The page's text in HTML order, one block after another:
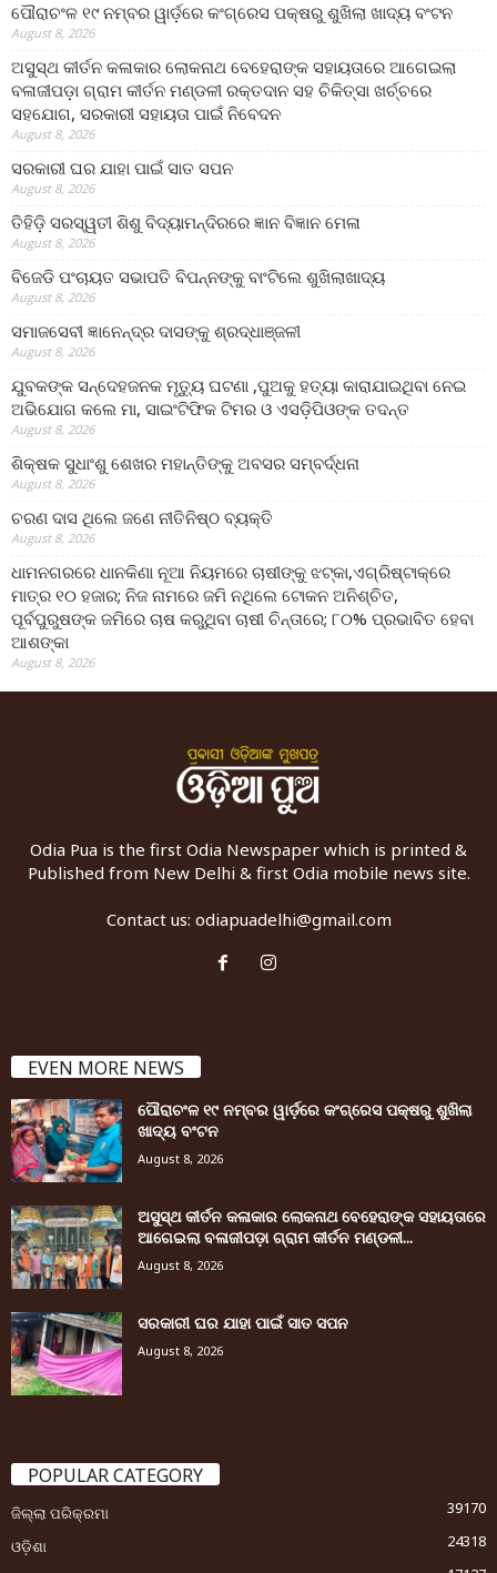
ପୌରାଚଂଳ ୧୯ ନମ୍ବର ୱାର୍ଡ଼ରେ କଂଗ୍ରେସ ପକ୍ଷରୁ ଶୁଖିଲା ଖାଦ୍ୟ ବଂଟନ
August 8, 2026
ଅସୁସ୍ଥ କୀର୍ତନ କଳାକାର ଲୋକନାଥ ବେହେରାଙ୍କ ସହାୟତାରେ ଆଗେଇଲା
ବଳାଜୀପଡ଼ା ଗ୍ରାମ କୀର୍ତନ ମଣ୍ଡଳୀ ରକ୍ତଦାନ ସହ ଚିକିତ୍ସା ଖର୍ଚ୍ଚରେ
ସହଯୋଗ, ସରକାରୀ ସହାୟତା ପାଇଁ ନିବେଦନ
August 8, 2026
ସରକାରୀ ଘର ଯାହା ପାଇଁ ସାତ ସପନ
August 8, 2026
ତିହିଡି଼ ସରସ୍ୱତୀ ଶିଶୁ ବିଦ୍ୟାମନ୍ଦିରରେ ଜ୍ଞାନ ବିଜ୍ଞାନ ମେଳା
August 8, 2026
ବିଜେଡି ପଂଚାୟତ ସଭାପତି ବିପନ୍ନଙ୍କୁ ବାଂଟିଲେ ଶୁଖିଲାଖାଦ୍ୟ
August 8, 2026
ସମାଜସେବୀ ଜ୍ଞାନେନ୍ଦ୍ର ଦାସଙ୍କୁ ଶ୍ରଦ୍ଧାଞ୍ଜଳୀ
August 8, 2026
ଯୁବକଙ୍କ ସନ୍ଦେହଜନକ ମୃତ୍ୟୁ ଘଟଣା ,ପୁଅକୁ ହତ୍ୟା କାରାଯାଇଥିବା ନେଇ
ଅଭିଯୋଗ କଲେ ମା, ସାଇଂଟିଫିକ ଟିମର ଓ ଏସଡ଼ିପିଓଙ୍କ ତଦନ୍ତ
August 8, 2026
ଶିକ୍ଷକ ସୁଧାଂଶୁ ଶେଖର ମହାନ୍ତିଙ୍କୁ ଅବସର ସମ୍ବର୍ଦ୍ଧନା
August 8, 2026
ଚରଣ ଦାସ ଥିଲେ ଜଣେ ନୀତିନିଷ୍ଠ ବ୍ୟକ୍ତି
August 8, 2026
ଧାମନଗରରେ ଧାନକିଣା ନୂଆ ନିୟମରେ ଚାଷୀଙ୍କୁ ଝଟ୍‌କା,ଏଗ୍ରିଷ୍ଟାକ୍‌ରେ
ମାତ୍ର ୧୦ ହଜାର; ନିଜ ନାମରେ ଜମି ନଥିଲେ ଟୋକନ ଅନିଶ୍ଚିତ,
ପୂର୍ବପୁରୁଷଙ୍କ ଜମିରେ ଚାଷ କରୁଥିବା ଚାଷୀ ଚିନ୍ତାରେ; ୮୦% ପ୍ରଭାବିତ ହେବା
ଆଶଙ୍କା
August 8, 2026
Odia Pua is the first Odia Newspaper which is printed &
Published from New Delhi & first Odia mobile news site.
Contact us: odiapuadelhi@gmail.com
EVEN MORE NEWS
ପୌରାଚଂଳ ୧୯ ନମ୍ବର ୱାର୍ଡ଼ରେ କଂଗ୍ରେସ ପକ୍ଷରୁ ଶୁଖିଲା
ଖାଦ୍ୟ ବଂଟନ
August 8, 2026
ଅସୁସ୍ଥ କୀର୍ତନ କଳାକାର ଲୋକନାଥ ବେହେରାଙ୍କ ସହାୟତାରେ
ଆଗେଇଲା ବଳାଜୀପଡ଼ା ଗ୍ରାମ କୀର୍ତନ ମଣ୍ଡଳୀ...
August 8, 2026
ସରକାରୀ ଘର ଯାହା ପାଇଁ ସାତ ସପନ
August 8, 2026
POPULAR CATEGORY
ଜିଲ୍ଲା ପରିକ୍ରମା
39170
ଓଡ଼ିଶା
24318